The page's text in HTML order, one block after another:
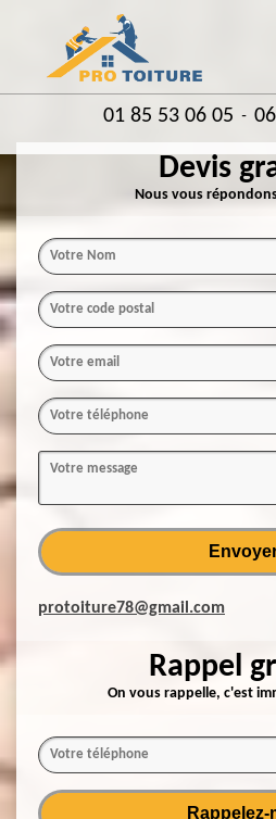
01 85 53 06 05 -
Devis
Nous vous
protoiture78@gmail.com
Rappel
On vous rappelle, c'est